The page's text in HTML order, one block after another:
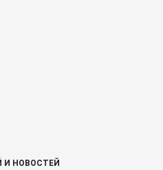
И НОВОСТЕЙ